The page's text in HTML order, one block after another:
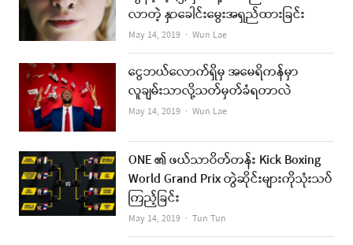
လာတဲ့ နှာခေါင်းမွေးအရှည်ထားခြင်း
May 14, 2019 Author
Wun Lae
ငွေဘယ်လောက်ရှိမှ အမေရိကန်မှာ
လူချမ်းသာလို့သတ်မှတ်ခံရတာလဲ
May 14, 2019 Author
Wun Lae
ONE ၏ ဖယ်သာဝိတ်တန်း Kick Boxing
World Grand Prix တွဲဆိုင်းများကိုသုံးသပ်
ကြည့်ခြင်း
May 14, 2019 Author
Tun Tun